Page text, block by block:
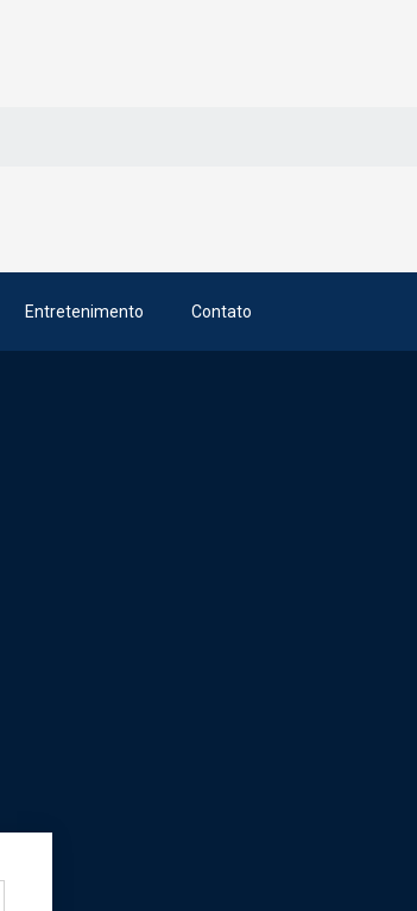
Entretenimento Contato